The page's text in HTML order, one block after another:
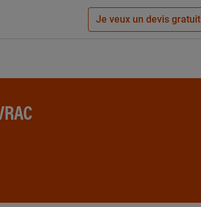
Je veux un devis gratuit